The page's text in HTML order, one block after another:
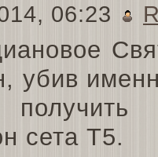
06:23
убив
сета Т5.